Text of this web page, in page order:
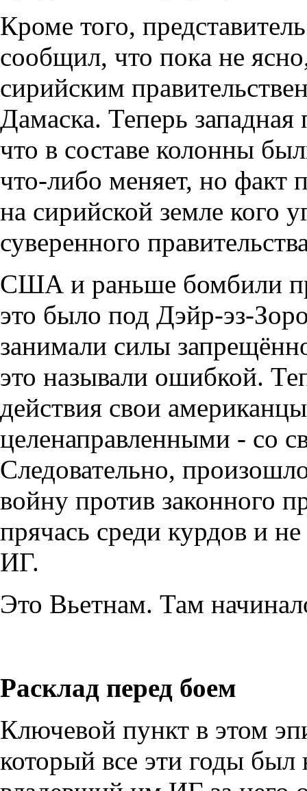
Кроме того,
сообщил, что пока не
сирийским
Дамаска. Теперь
что в составе колонны
что-либо меняет, но
на сирийской земле кого
суверенного
США и раньше бомбили
это было под Дэйр-эз-
занимали силы
это называли ошибкой.
действия свои
целенаправленными - со
Следовательно,
войну против законного
прячась среди курдов и
ИГ.
Это Вьетнам. Там
Расклад перед боем
Ключевой пункт в этом
который все эти годы